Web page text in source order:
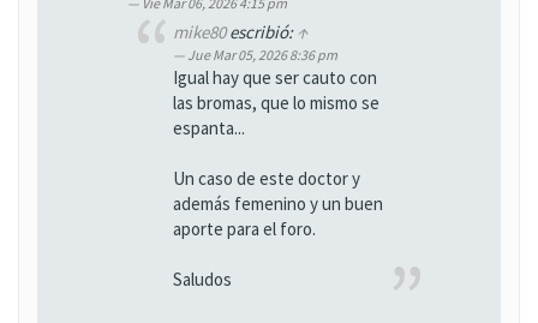
mike80escribió: ↑
Jue Mar 05, 2026 8:36 pm
Igual hay que ser cauto con
las bromas, que lo mismo se
espanta...
Un caso de este doctor y
además femenino y un buen
aporte para el foro.
Saludos